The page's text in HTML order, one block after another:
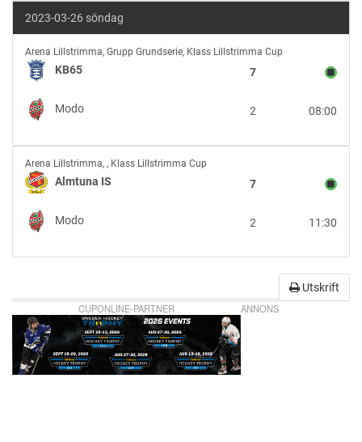
2023-03-26 söndag
KB65
vs
Modo
Arena Lillstrimma, Grupp Grundserie, Klass Lillstrimma Cup
KB65 7
Modo 08:00
2
Almtuna
IS
vs
Modo
Arena Lillstrimma, , Klass Lillstrimma Cup
Almtuna IS 7
Modo 11:30
2
Utskrift
CUPONLINE-PARTNER
ANNONS